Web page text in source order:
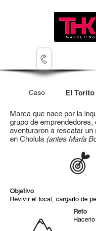
Caso El Torito
Marca que nace por la
grupo de emprendedores,
aventuraron a rescatar un
en Cholula (antes María
Objetivo
Revivir el local, cargarlo de
Reto